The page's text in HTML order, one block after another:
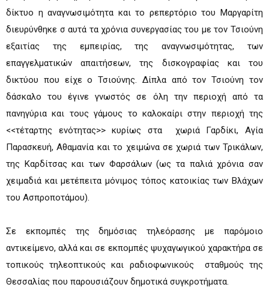
δίκτυο η αναγνωσιμότητα και το ρεπερτόριο του Μαργαρίτη
διευρύνθηκε σ αυτά τα χρόνια συνεργασίας του με τον Τσιούνη
εξαιτίας της εμπειρίας, της αναγνωσιμότητας, των
επαγγελματικών απαιτήσεων, της δισκογραφίας και του
δικτύου που είχε ο Τσιούνης. Δίπλα από τον Τσιούνη τον
δάσκαλο του έγινε γνωστός σε όλη την περιοχή από τα
πανηγύρια και τους γάμους το καλοκαίρι στην περιοχή της
<<τέταρτης ενότητας>> κυρίως στα χωριά Γαρδίκι, Αγία
Παρασκευή, Αθαμανία και το χειμώνα σε χωριά των Τρικάλων,
της Καρδίτσας και των Φαρσάλων (ως τα παλιά χρόνια σαν
χειμαδιά και μετέπειτα μόνιμος τόπος κατοικίας των Βλάχων
του Ασπροποτάμου).
Σε εκπομπές της δημόσιας τηλεόρασης με παρόμοιο
αντικείμενο, αλλά και σε εκπομπές ψυχαγωγικού χαρακτήρα σε
τοπικούς τηλεοπτικούς και ραδιοφωνικούς σταθμούς της
Θεσσαλίας που παρουσιάζουν δημοτικά συγκροτήματα.